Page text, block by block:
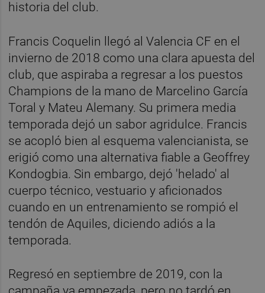
historia del club.
Francis Coquelin llegó al Valencia CF en el
invierno de 2018 como una clara apuesta del
club, que aspiraba a regresar a los puestos
Champions de la mano de Marcelino García
Toral y Mateu Alemany. Su primera media
temporada dejó un sabor agridulce. Francis
se acopló bien al esquema valencianista, se
erigió como una alternativa fiable a Geoffrey
Kondogbia. Sin embargo, dejó 'helado' al
cuerpo técnico, vestuario y aficionados
cuando en un entrenamiento se rompió el
tendón de Aquiles, diciendo adiós a la
temporada.
Regresó en septiembre de 2019, con la